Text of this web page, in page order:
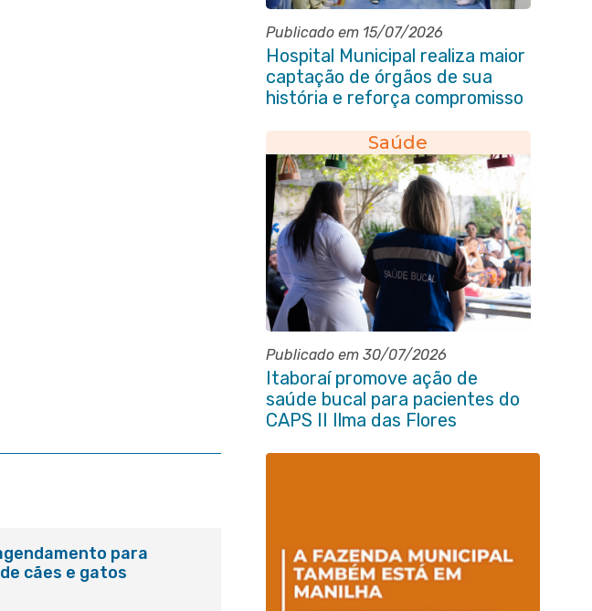
Publicado em 15/07/2026
Hospital Municipal realiza maior
captação de órgãos de sua
história e reforça compromisso
Saúde
Publicado em 30/07/2026
Itaboraí promove ação de
saúde bucal para pacientes do
CAPS II Ilma das Flores
para
cães e gatos